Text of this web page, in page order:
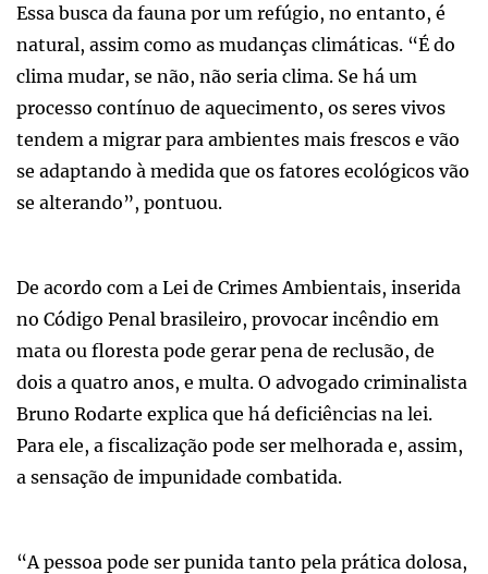
Essa busca da fauna por um refúgio, no entanto, é
natural, assim como as mudanças climáticas. “É do
clima mudar, se não, não seria clima. Se há um
processo contínuo de aquecimento, os seres vivos
tendem a migrar para ambientes mais frescos e vão
se adaptando à medida que os fatores ecológicos vão
se alterando”, pontuou.
De acordo com a Lei de Crimes Ambientais, inserida
no Código Penal brasileiro, provocar incêndio em
mata ou floresta pode gerar pena de reclusão, de
dois a quatro anos, e multa. O advogado criminalista
Bruno Rodarte explica que há deficiências na lei.
Para ele, a fiscalização pode ser melhorada e, assim,
a sensação de impunidade combatida.
“A pessoa pode ser punida tanto pela prática dolosa,